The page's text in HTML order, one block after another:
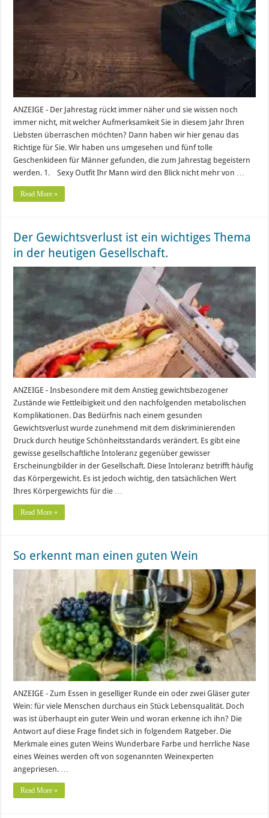
ANZEIGE - Der Jahrestag rückt immer näher und sie wissen noch
immer nicht, mit welcher Aufmerksamkeit Sie in diesem Jahr Ihren
Liebsten überraschen möchten? Dann haben wir hier genau das
Richtige für Sie. Wir haben uns umgesehen und fünf tolle
Geschenkideen für Männer gefunden, die zum Jahrestag begeistern
werden. 1. Sexy Outfit Ihr Mann wird den Blick nicht mehr von …
Read More »
Der Gewichtsverlust ist ein wichtiges Thema
in der heutigen Gesellschaft.
ANZEIGE - Insbesondere mit dem Anstieg gewichtsbezogener
Zustände wie Fettleibigkeit und den nachfolgenden metabolischen
Komplikationen. Das Bedürfnis nach einem gesunden
Gewichtsverlust wurde zunehmend mit dem diskriminierenden
Druck durch heutige Schönheitsstandards verändert. Es gibt eine
gewisse gesellschaftliche Intoleranz gegenüber gewisser
Erscheinungbilder in der Gesellschaft. Diese Intoleranz betrifft häufig
das Körpergewicht. Es ist jedoch wichtig, den tatsächlichen Wert
Ihres Körpergewichts für die …
Read More »
So erkennt man einen guten Wein
ANZEIGE - Zum Essen in geselliger Runde ein oder zwei Gläser guter
Wein: für viele Menschen durchaus ein Stück Lebensqualität. Doch
was ist überhaupt ein guter Wein und woran erkenne ich ihn? Die
Antwort auf diese Frage findet sich in folgendem Ratgeber. Die
Merkmale eines guten Weins Wunderbare Farbe und herrliche Nase
eines Weines werden oft von sogenannten Weinexperten
angepriesen. …
Read More »